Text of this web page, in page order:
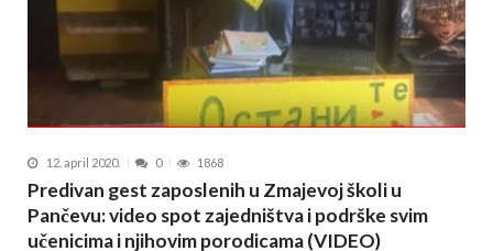
12. april 2020. 0 1868
Predivan gest zaposlenih u Zmajevoj školi u
Pančevu: video spot zajedništva i podrške svim
učenicima i njihovim porodicama (VIDEO)